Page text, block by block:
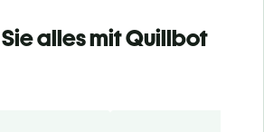
alles mit Quillbot